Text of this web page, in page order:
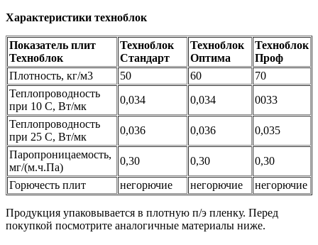
Характеристики техноблок
Показатель плит
Техноблок
Техноблок
Стандарт
Техноблок
Оптима
Техноблок
Проф
Плотность, кг/м3
50 60
70
Теплопроводность
при 10 С, Вт/мк
0,034 0,034
0033
Теплопроводность
при 25 С, Вт/мк
0,036 0,036
0,035
Паропроницаемость,
мг/(м.ч.Па)
0,30 0,30
0,30
Горючесть плит
негорючие негорючие негорючие
Продукция упаковывается в плотную п/э пленку. Перед
покупкой посмотрите аналогичные материалы ниже.